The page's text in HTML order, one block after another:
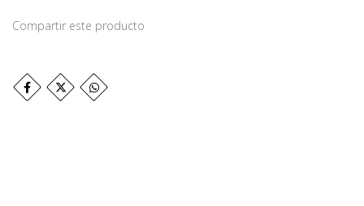
Compartir este producto